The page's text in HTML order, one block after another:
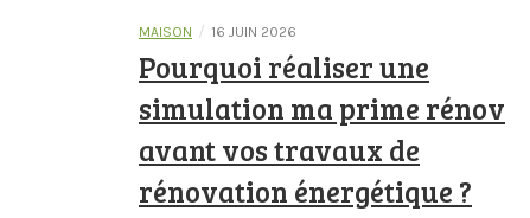
MAISON / 16 JUIN 2026
Pourquoi réaliser une
simulation ma prime rénov
avant vos travaux de
rénovation énergétique ?